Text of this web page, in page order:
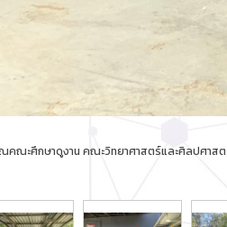
ณะศึกษาดูงาน คณะวิทยาศาสตร์และศิลปศาสตร์